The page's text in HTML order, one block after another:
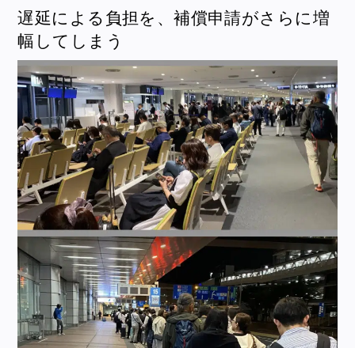
遅延による負担を、補償申請がさらに増
幅してしまう